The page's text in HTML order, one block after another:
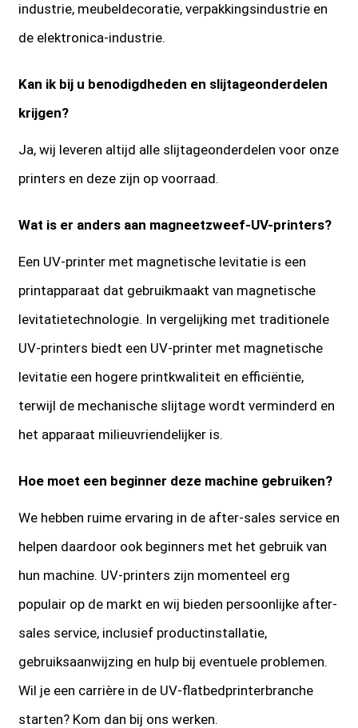
industrie, meubeldecoratie, verpakkingsindustrie en
de elektronica-industrie.
Kan ik bij u benodigdheden en slijtageonderdelen
krijgen?
Ja, wij leveren altijd alle slijtageonderdelen voor onze
printers en deze zijn op voorraad.
Wat is er anders aan magneetzweef-UV-printers?
Een UV-printer met magnetische levitatie is een
printapparaat dat gebruikmaakt van magnetische
levitatietechnologie. In vergelijking met traditionele
UV-printers biedt een UV-printer met magnetische
levitatie een hogere printkwaliteit en efficiëntie,
terwijl de mechanische slijtage wordt verminderd en
het apparaat milieuvriendelijker is.
Hoe moet een beginner deze machine gebruiken?
We hebben ruime ervaring in de after-sales service en
helpen daardoor ook beginners met het gebruik van
hun machine. UV-printers zijn momenteel erg
populair op de markt en wij bieden persoonlijke after-
sales service, inclusief productinstallatie,
gebruiksaanwijzing en hulp bij eventuele problemen.
Wil je een carrière in de UV-flatbedprinterbranche
starten? Kom dan bij ons werken.